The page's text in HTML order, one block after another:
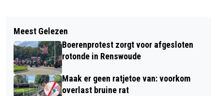
DOLFJE WEERWOLFJE & FOEKSIA DE
MINIHEKS KOMEN OP VRIJDAG 17
OKTOBER NAAR BARNEVELD
BLADKORVEN IN DE WIJK
Meest Gelezen
Boerenprotest zorgt voor afgesloten
rotonde in Renswoude
Maak er geen ratjetoe van: voorkom
overlast bruine rat